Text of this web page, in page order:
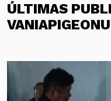
ÚLTIMAS